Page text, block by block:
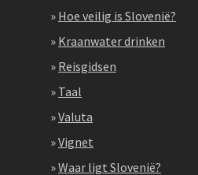
» Hoe veilig is Slovenië?
» Kraanwater drinken
» Reisgidsen
» Taal
»Valuta
»Vignet
»Waar ligt Slovenië?